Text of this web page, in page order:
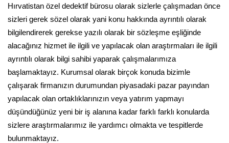
Hırvatistan özel dedektif bürosu olarak sizlerle çalışmadan önce
sizleri gerek sözel olarak yani konu hakkında ayrıntılı olarak
bilgilendirerek gerekse yazılı olarak bir sözleşme eşliğinde
alacağınız hizmet ile ilgili ve yapılacak olan araştırmaları ile ilgili
ayrıntılı olarak bilgi sahibi yaparak çalışmalarımıza
başlamaktayız. Kurumsal olarak birçok konuda bizimle
çalışarak firmanızın durumundan piyasadaki pazar payından
yapılacak olan ortaklıklarınızın veya yatırım yapmayı
düşündüğünüz yeni bir iş alanına kadar farklı farklı konularda
sizlere araştırmalarımız ile yardımcı olmakta ve tespitlerde
bulunmaktayız.